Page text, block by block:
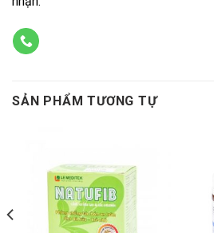
SẢN PHẨM TƯƠNG TỰ